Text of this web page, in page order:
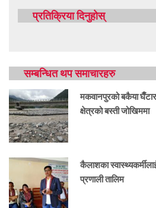
प्रतिक्रिया दिनुहोस्
सम्बन्धित थप समाचारहरु
मकवानपुरको बकैया
क्षेत्रको बस्ती जोखिममा
कैलाशका
प्रणाली तालिम